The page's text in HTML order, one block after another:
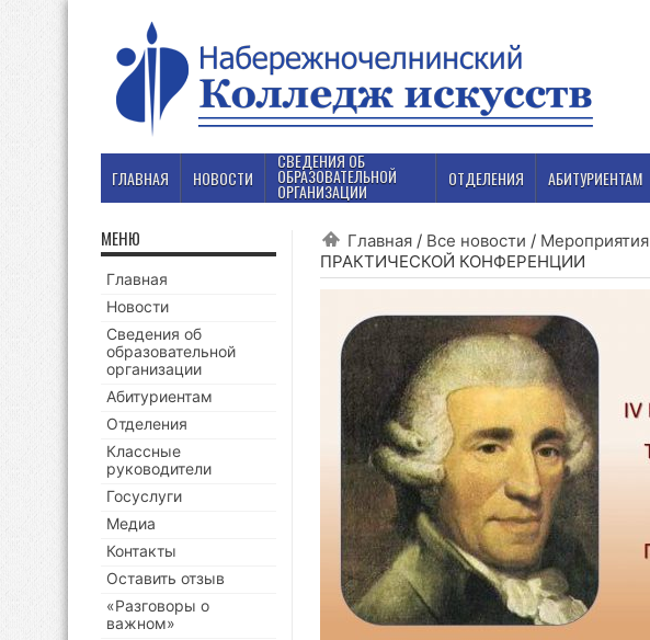
ГЛАВНАЯ НОВОСТИ
СВЕДЕНИЯ ОБ
ОБРАЗОВАТЕЛЬНОЙ
ОРГАНИЗАЦИИ
ОТДЕЛЕНИЯ АБИТУРИЕНТАМ
Главная / Все новости / Мероприятия
ПРАКТИЧЕСКОЙ КОНФЕРЕНЦИИ
МЕНЮ
Главная
Новости
Сведения об
образовательной
организации
Абитуриентам
Отделения
Классные
руководители
Госуслуги
Медиа
Контакты
Оставить отзыв
«Разговоры о
важном»